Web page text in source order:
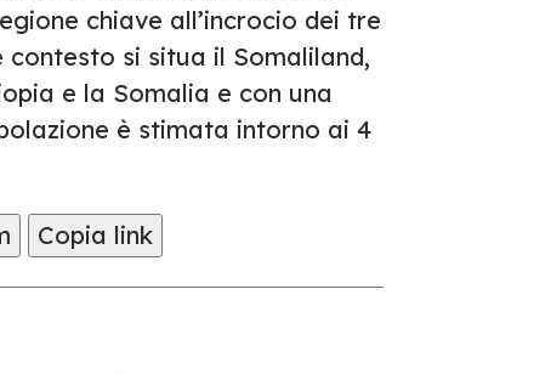
chiave all’incrocio dei tre
si situa il Somaliland,
e la Somalia e con una
è stimata intorno ai 4
Copia link